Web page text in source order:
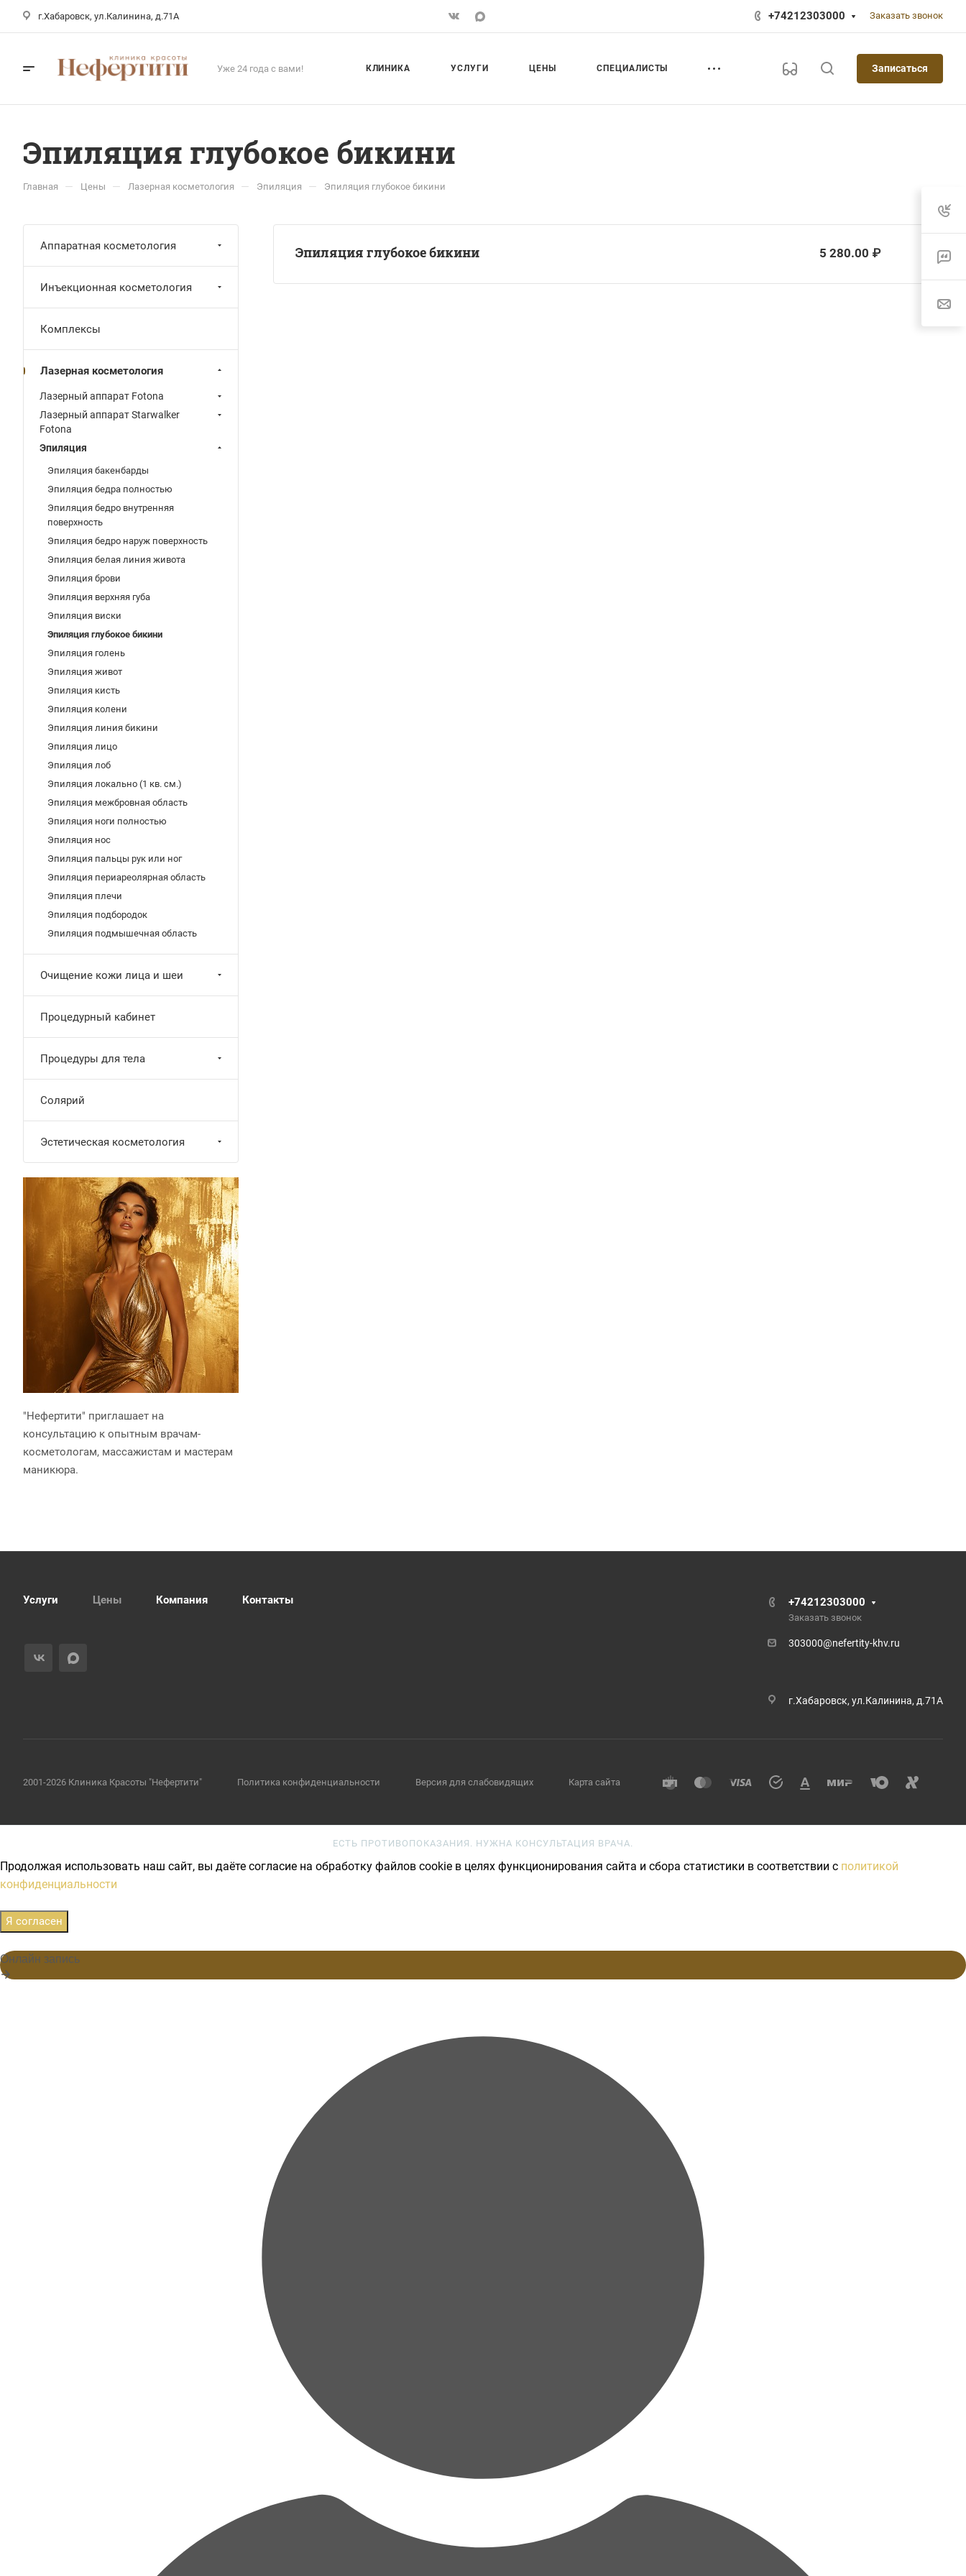
г.Хабаровск, ул.Калинина, д.71А +74212303000 Заказать звонок
Уже 24 года с вами! КЛИНИКА УСЛУГИ ЦЕНЫ СПЕЦИАЛИСТЫ Записаться
Эпиляция глубокое бикини
Главная — Цены — Лазерная косметология — Эпиляция — Эпиляция глубокое бикини
Эпиляция глубокое бикини 5 280.00 ₽
Аппаратная косметология
Инъекционная косметология
Комплексы
Лазерная косметология
Лазерный аппарат Fotona
Лазерный аппарат Starwalker
Fotona
Эпиляция
Эпиляция бакенбарды
Эпиляция бедра полностью
Эпиляция бедро внутренняя
поверхность
Эпиляция бедро наруж поверхность
Эпиляция белая линия живота
Эпиляция брови
Эпиляция верхняя губа
Эпиляция виски
Эпиляция глубокое бикини
Эпиляция голень
Эпиляция живот
Эпиляция кисть
Эпиляция колени
Эпиляция линия бикини
Эпиляция лицо
Эпиляция лоб
Эпиляция локально (1 кв. см.)
Эпиляция межбровная область
Эпиляция ноги полностью
Эпиляция нос
Эпиляция пальцы рук или ног
Эпиляция периареолярная область
Эпиляция плечи
Эпиляция подбородок
Эпиляция подмышечная область
Очищение кожи лица и шеи
Процедурный кабинет
Процедуры для тела
Солярий
Эстетическая косметология
"Нефертити" приглашает на
консультацию к опытным врачам-
косметологам, массажистам и мастерам
маникюра.
Услуги Цены Компания Контакты +74212303000
Заказать звонок
303000@nefertity-khv.ru
г.Хабаровск, ул.Калинина, д.71А
2001-2026 Клиника Красоты "Нефертити" Политика конфиденциальности Версия для слабовидящих Карта сайта
ЕСТЬ ПРОТИВОПОКАЗАНИЯ. НУЖНА КОНСУЛЬТАЦИЯ ВРАЧА.
Продолжая использовать наш сайт, вы даёте согласие на обработку файлов cookie в целях функционирования сайта и сбора статистики в соответствии с политикой
конфиденциальности
Я согласен